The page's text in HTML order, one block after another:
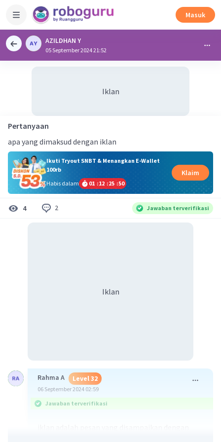
Masuk
AZILDHAN Y
05 September 2024 21:52
Iklan
Pertanyaan
apa yang dimaksud dengan iklan
Ikuti Tryout SNBT & Menangkan E-Wallet
100rb
Habis dalam
01 :12 :25 :50
Klaim
4 2 Jawaban terverifikasi
Iklan
Rahma A Level 32
06 September 2024 02:59
Jawaban terverifikasi